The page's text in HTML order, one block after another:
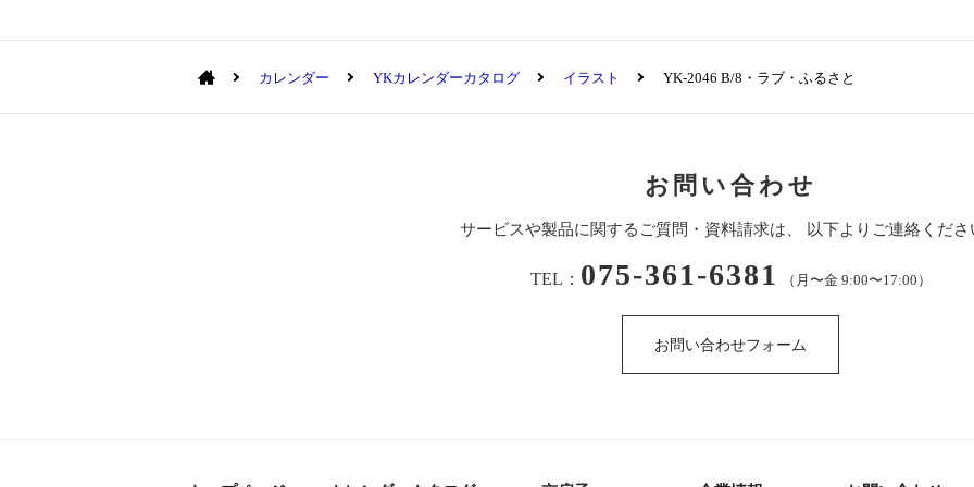
カレンダー YKカレンダーカタログ イラスト YK-2046 B/8・ラブ・ふるさと
お問い合わせ
サービスや製品に関するご質問・資料請求は、 以下よりご連絡くださ
TEL： 075-361-6381 （月〜金 9:00〜17:00）
お問い合わせフォーム